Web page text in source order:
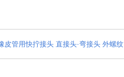
皮管用快拧接头 直接头·弯接头 外螺纹